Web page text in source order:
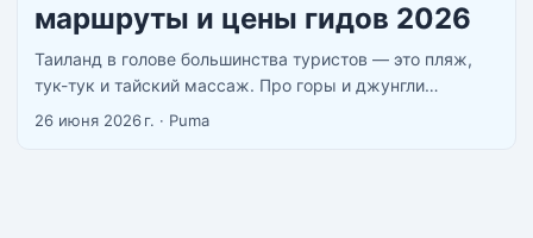
маршруты и цены гидов 2026
Таиланд в голове большинства туристов — это пляж,
тук-тук и тайский массаж. Про горы и джунгли
вспоминают реже. А зря: около 39% территории страны
26 июня 2026 г. · Puma